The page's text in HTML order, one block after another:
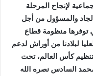
لإنجاح المرحلة
والمسؤول من أجل
توفرها منظومة قطاع
لبلادنا من أوراش لدعم
كأس العالم، تحت
السادس نصره الله